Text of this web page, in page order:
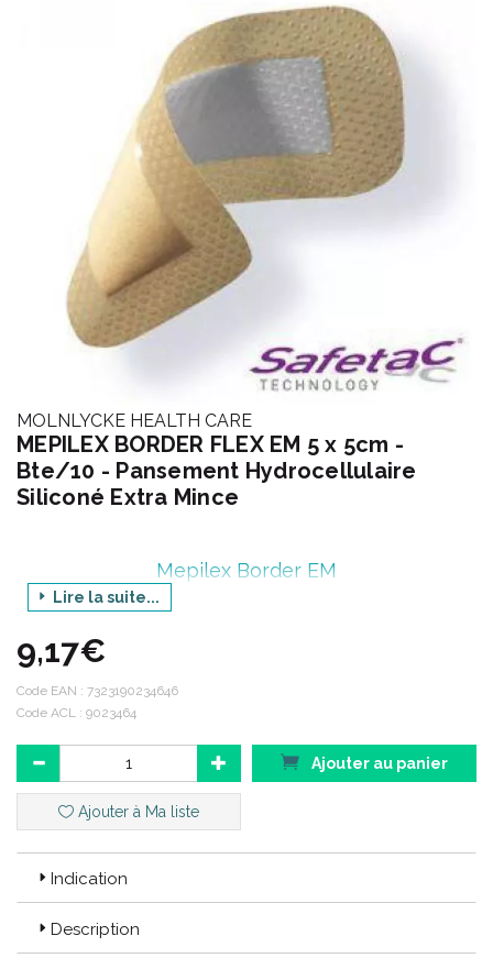
MOLNLYCKE HEALTH CARE
MEPILEX BORDER FLEX EM 5 x 5cm -
Bte/10 - Pansement Hydrocellulaire
Siliconé Extra Mince
Mepilex Border EM
Mepilex Border FLEX EM
Lire la suite...
9,17€
Code EAN : 7323190234646
Code ACL : 9023464
Ajouter au panier
Ajouter à Ma liste
Indication
Description